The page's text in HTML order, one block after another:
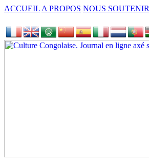
ACCUEIL A PROPOS NOUS SOUTENIR